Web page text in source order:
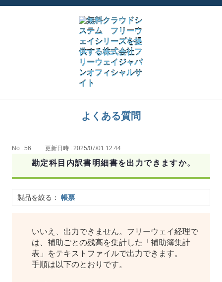
よくある質問
No : 56 更新日時 : 2025/07/01 12:44
勘定科目内訳書明細書を出力できますか。
製品を絞る： 帳票
いいえ、出力できません。フリーウェイ経理で
は、補助ごとの残高を集計した「補助簿集計
表」をテキストファイルで出力できます。
手順は以下のとおりです。